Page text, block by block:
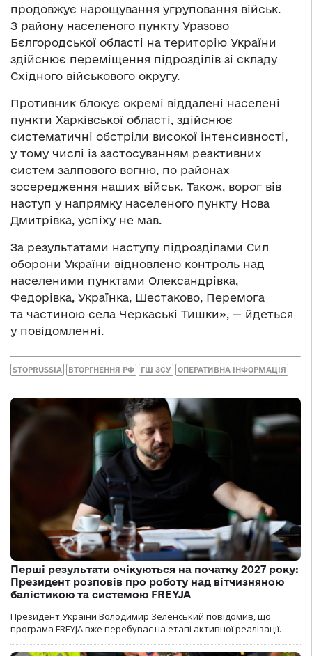
продовжує нарощування угруповання військ.
З району населеного пункту Уразово
Бєлгородської області на територію України
здійснює переміщення підрозділів зі складу
Східного військового округу.
Противник блокує окремі віддалені населені
пункти Харківської області, здійснює
систематичні обстріли високої інтенсивності,
у тому числі із застосуванням реактивних
систем залпового вогню, по районах
зосередження наших військ. Також, ворог вів
наступ у напрямку населеного пункту Нова
Дмитрівка, успіху не мав.
За результатами наступу підрозділами Сил
оборони України відновлено контроль над
населеними пунктами Олександрівка,
Федорівка, Українка, Шестаково, Перемога
та частиною села Черкаські Тишки», — йдеться
у повідомленні.
STOPRUSSIA ВТОРГНЕННЯ РФ ГШ ЗСУ ОПЕРАТИВНА ІНФОРМАЦІЯ
Перші результати очікуються на початку 2027 року:
Президент розповів про роботу над вітчизняною
балістикою та системою FREYJA
Президент України Володимир Зеленський повідомив, що
програма FREYJA вже перебуває на етапі активної реалізації.